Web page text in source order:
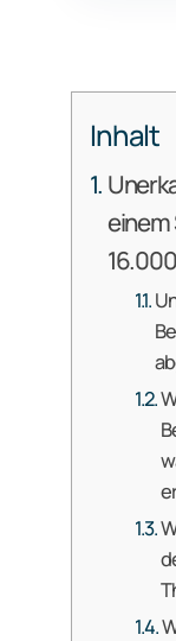
Inhalt
einem